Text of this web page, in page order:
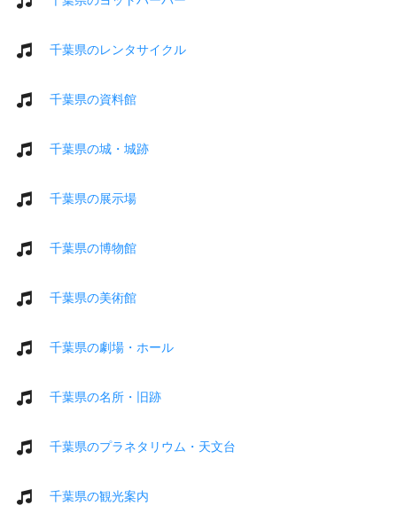
千葉県のレンタサイクル
千葉県の資料館
千葉県の城・城跡
千葉県の展示場
千葉県の博物館
千葉県の美術館
千葉県の劇場・ホール
千葉県の名所・旧跡
千葉県のプラネタリウム・天文台
千葉県の観光案内